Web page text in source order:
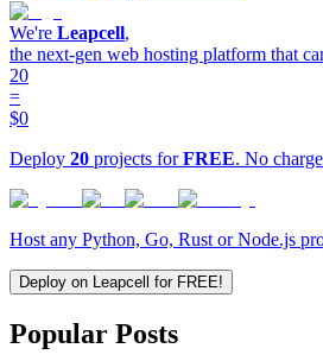
We're Leapcell,
the next-gen web hosting platform that
20
=
$0
Deploy 20 projects forFREE. No
Host any Python, Go, Rust or Node.js
Deploy on Leapcell for FREE!
Popular Posts